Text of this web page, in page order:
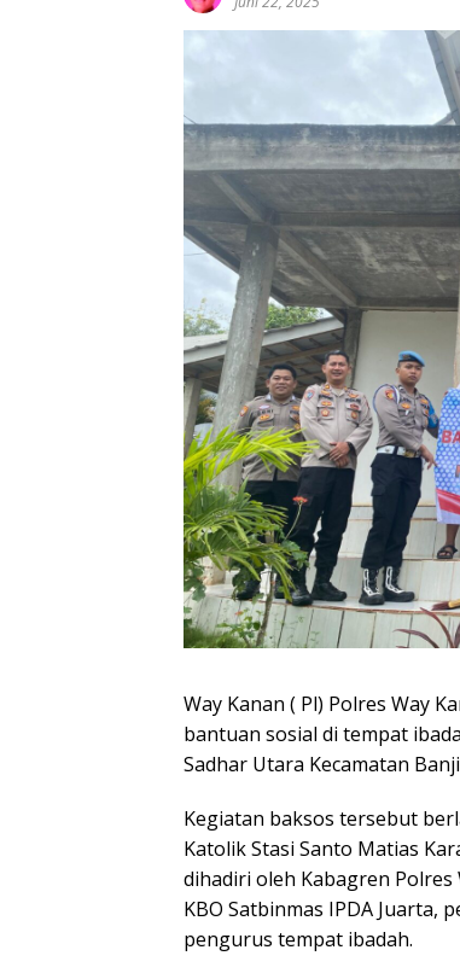
Way Kanan ( Pl) Polres Way
bantuan sosial di tempat
Sadhar Utara Kecamatan
Kegiatan baksos tersebut
Katolik Stasi Santo Matias
dihadiri oleh Kabagren Polres
KBO Satbinmas IPDA Juarta,
pengurus tempat ibadah.